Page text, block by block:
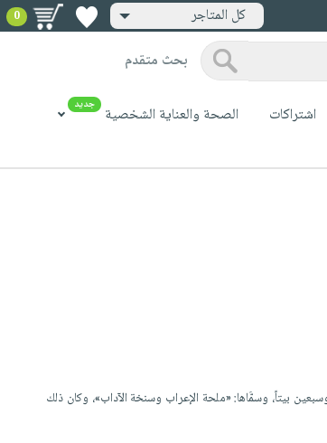
كل المتاجر 0
بحث متقدم
اشتراكات الصحة والعناية الشخصية جديد
بيتاً، وسمَّاها: «ملحة الإعراب وسنخة الآداب»، وكان ذلك